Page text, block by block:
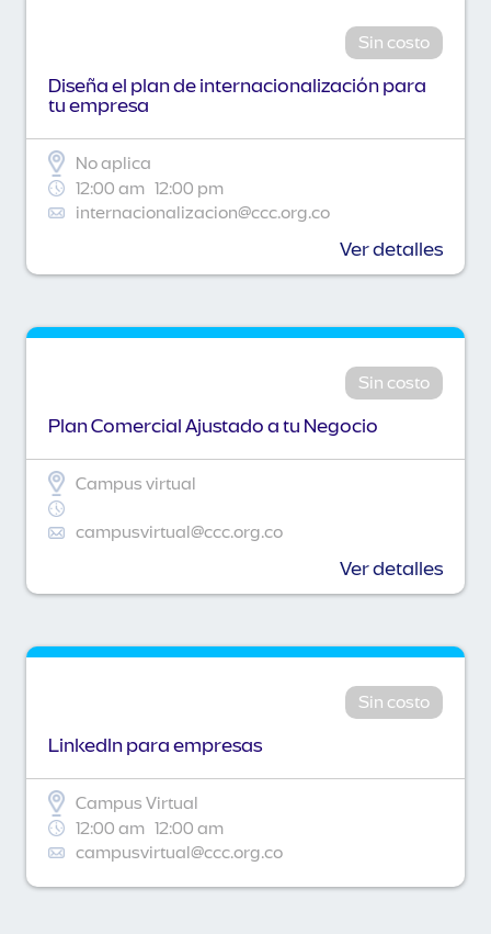
Sin costo
Diseña el plan de internacionalización para
tu empresa
No aplica
12:00 am 12:00 pm
internacionalizacion@ccc.org.co
Ver detalles
Sin costo
Plan Comercial Ajustado a tu Negocio
Campus virtual
campusvirtual@ccc.org.co
Ver detalles
Sin costo
Linkedln para empresas
Campus Virtual
12:00 am 12:00 am
campusvirtual@ccc.org.co